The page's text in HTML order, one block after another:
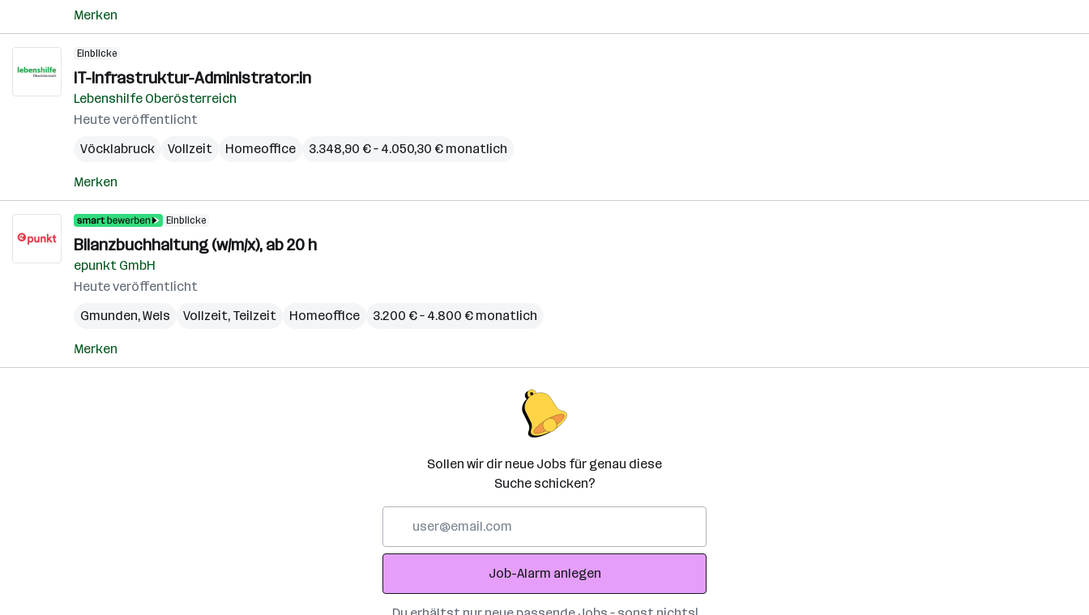
Merken
Einblicke
IT-Infrastruktur-Administrator:in
Lebenshilfe Oberösterreich
Heute veröffentlicht
Vöcklabruck
Vollzeit Homeoffice 3.348,90 € – 4.050,30 € monatlich
Merken
Einblicke
Bilanzbuchhaltung (w/m/x), ab 20 h
epunkt GmbH
Heute veröffentlicht
Gmunden,Wels Vollzeit, Teilzeit Homeoffice 3.200 € – 4.800 € monatlich
Merken
Sollen wir dir neue Jobs für genau diese
Suche schicken?
Adresse
Job-Alarm anlegen